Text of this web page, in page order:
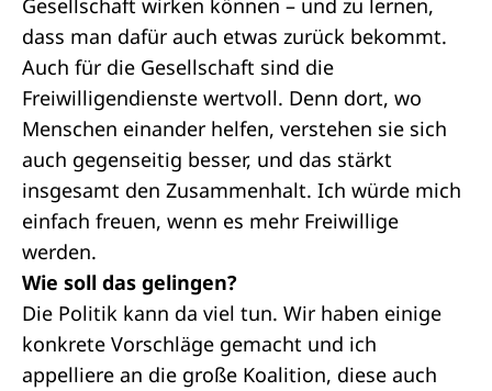
Gesellschaft wirken können – und zu lernen,
dass man dafür auch etwas zurück bekommt.
Auch für die Gesellschaft sind die
Freiwilligendienste wertvoll. Denn dort, wo
Menschen einander helfen, verstehen sie sich
auch gegenseitig besser, und das stärkt
insgesamt den Zusammenhalt. Ich würde mich
einfach freuen, wenn es mehr Freiwillige
werden.
Wie soll das gelingen?
Die Politik kann da viel tun. Wir haben einige
konkrete Vorschläge gemacht und ich
appelliere an die große Koalition, diese auch